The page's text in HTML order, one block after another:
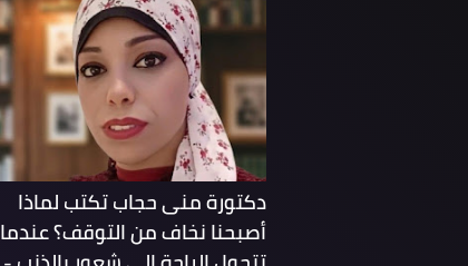
دكتورة منى حجاب تكتب لماذا
أصبحنا نخاف من التوقف؟ عندما